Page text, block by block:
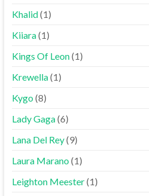
Khalid(1)
Kiiara(1)
Kings Of Leon(1)
Krewella(1)
Kygo(8)
Lady Gaga(6)
Lana Del Rey(9)
Laura Marano(1)
Leighton Meester(1)